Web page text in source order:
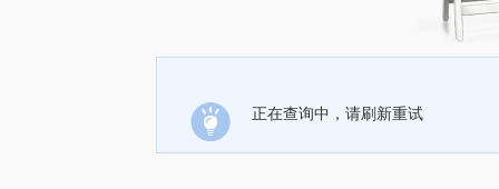
正在查询中，请刷新重试